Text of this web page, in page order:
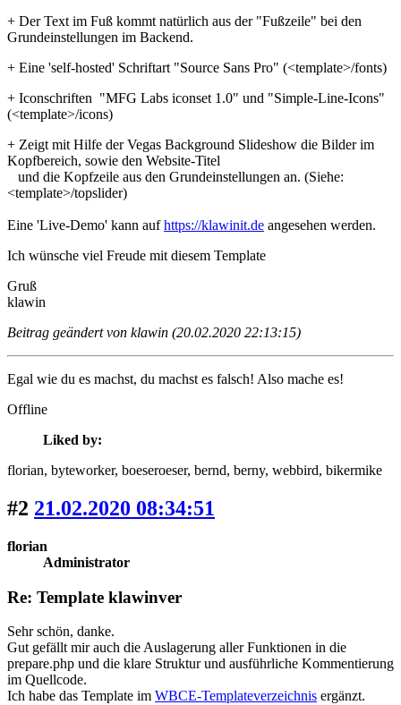
+ Der Text im Fuß kommt natürlich aus der "Fußzeile" bei den
Grundeinstellungen im Backend.
+ Eine 'self-hosted' Schriftart "Source Sans Pro" (<template>/fonts)
+ Iconschriften "MFG Labs iconset 1.0" und "Simple-Line-Icons"
(<template>/icons)
+ Zeigt mit Hilfe der Vegas Background Slideshow die Bilder im
Kopfbereich, sowie den Website-Titel
und die Kopfzeile aus den Grundeinstellungen an. (Siehe:
<template>/topslider)
Eine 'Live-Demo' kann aufhttps://klawinit.de angesehen werden.
Ich wünsche viel Freude mit diesem Template
Gruß
klawin
Beitrag geändert von klawin (20.02.2020 22:13:15)
Egal wie du es machst, du machst es falsch! Also mache es!
Offline
Liked by:
florian, byteworker, boeseroeser, bernd, berny, webbird, bikermike
#2 21.02.2020 08:34:51
florian
Administrator
Re: Template klawinver
Sehr schön, danke.
Gut gefällt mir auch die Auslagerung aller Funktionen in die
prepare.php und die klare Struktur und ausführliche Kommentierung
im Quellcode.
Ich habe das Template im WBCE-Templateverzeichnis ergänzt.